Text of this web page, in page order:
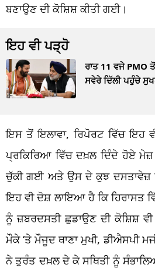
ਬਣਾਉਣ ਦੀ ਕੋਸ਼ਿਸ਼ ਕੀਤੀ ਗਈ।
ਇਹ ਵੀ ਪੜ੍ਹੋ
ਰਾਤ 11 ਵਜੇ
ਸਵੇਰੇ ਦਿੱਲੀ ਪਹੁੰਚੇ
ਇਸ ਤੋਂ ਇਲਾਵਾ, ਰਿਪੋਰਟ ਵਿੱਚ ਇਹ
ਪ੍ਰਕਿਰਿਆ ਵਿੱਚ ਦਖ਼ਲ ਦਿੰਦੇ ਹੋਏ
ਚੁੱਕੀ ਗਈ ਅਤੇ ਉਸ ਦੇ ਕੁਝ ਦਸਤਾਵੇਜ਼
ਇਹ ਵੀ ਦੋਸ਼ ਲਾਇਆ ਹੈ ਕਿ ਹਿਰਾਸਤ
ਨੂੰ ਜ਼ਬਰਦਸਤੀ ਛੁਡਾਉਣ ਦੀ ਕੋਸ਼ਿਸ਼ ਵੀ
ਮੌਕੇ ‘ਤੇ ਮੌਜੂਦ ਥਾਣਾ ਮੁਖੀ, ਡੀਐਸਪੀ
ਨੇ ਤੁਰੰਤ ਦਖ਼ਲ ਦੇ ਕੇ ਸਥਿਤੀ ਨੂੰ